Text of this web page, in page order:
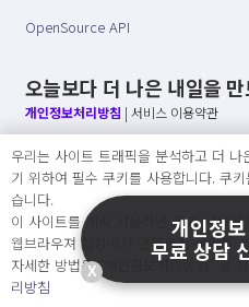
OpenSource API
오늘보다 더 나은 내일을
개인정보처리방침 | 서비스 이용약관
○ 개인정보보호 컴플라이언스를 선도하
○ 정보주체의 권리를 보장하겠습니다.
○ 기업의 개인정보보호를 위한 효율적
Copyright Ⓒ
우리는 사이트 트래픽을 분석하고 더
기 위하여 필수 쿠키를 사용합니다. 쿠
습니다.
이 사이트를 계속 사용하면 쿠키 사용에
웹브라우져 설정에서 언제든지 쿠키를
자세한 방법은 “개인정보처리방침” 을
리방침
X
개인정
무료 상담